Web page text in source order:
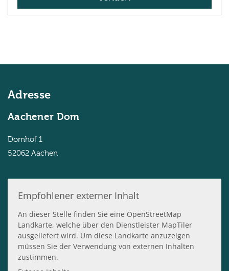
Adresse
Aachener Dom
Domhof 1
52062 Aachen
Empfohlener externer Inhalt
An dieser Stelle finden Sie eine OpenStreetMap
Landkarte, welche über den Dienstleister MapTiler
ausgeliefert wird. Um diese Landkarte anzuzeigen
müssen Sie der Verwendung von externen Inhalten
zustimmen.